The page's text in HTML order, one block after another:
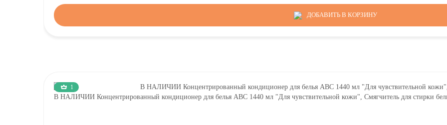
ДОБАВИТЬ В КОРЗИНУ
1
В НАЛИЧИИ Концентрированный кондиционер для белья АВС 1440 мл "Для чувствительной кожи", Смягчитель для стирки